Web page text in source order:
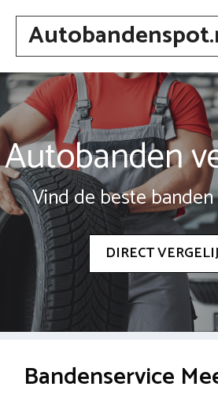
Spring
inhoud
Autobanden
Vind de beste
DIRECT
Bandenservice